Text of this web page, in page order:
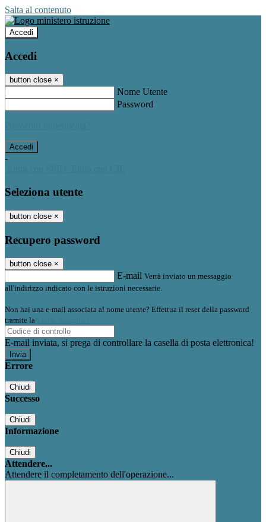
Salta al contenuto
Accedi
Accedi
button close ×
Nome Utente
Password
-
Seleziona utente
button close ×
Recupero password
button close ×
E-mail Verrà inviato un messaggio
all'indirizzo indicato con le istruzioni necessarie.
Non hai una e-mail associata al nome utente? Effettua il reset della password
tramite la
E-mail inviata, si prega di controllare la casella di posta elettronica!
Errore
Chiudi
Successo
Chiudi
Informazione
Chiudi
Attendere...
Attendere il completamento dell'operazione...